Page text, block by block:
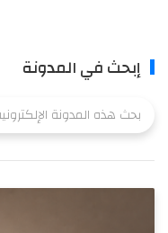
إبحث في المدونة